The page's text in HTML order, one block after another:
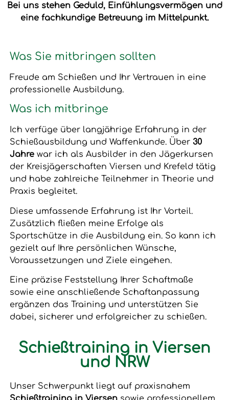
Bei uns stehen Geduld, Einfühlungsvermögen und
eine fachkundige Betreuung im Mittelpunkt.
Was Sie mitbringen sollten
Freude am Schießen und Ihr Vertrauen in eine
professionelle Ausbildung.
Was ich mitbringe
Ich verfüge über langjährige Erfahrung in der
Schießausbildung und Waffenkunde. Über 30
Jahrewar ich als Ausbilder in den Jägerkursen
der Kreisjägerschaften Viersen und Krefeld tätig
und habe zahlreiche Teilnehmer in Theorie und
Praxis begleitet.
Diese umfassende Erfahrung ist Ihr Vorteil.
Zusätzlich fließen meine Erfolge als
Sportschütze in die Ausbildung ein. So kann ich
gezielt auf Ihre persönlichen Wünsche,
Voraussetzungen und Ziele eingehen.
Eine präzise Feststellung Ihrer Schaftmaße
sowie eine anschließende Schaftanpassung
ergänzen das Training und unterstützen Sie
dabei, sicherer und erfolgreicher zu schießen.
Schießtraining in Viersen
und NRW
Unser Schwerpunkt liegt auf praxisnahem